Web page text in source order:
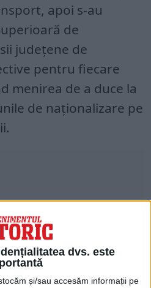
dvs. este
și/sau accesăm informații pe
apoi s-au
de
judeţene de
pentru fiecare
menirea de a duce la
de naţionalizare pe